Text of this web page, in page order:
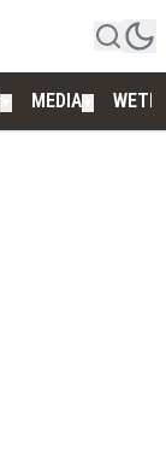
MEDIA